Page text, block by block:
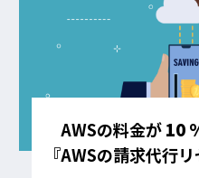
AWSの料金が10
『AWSの請求代行